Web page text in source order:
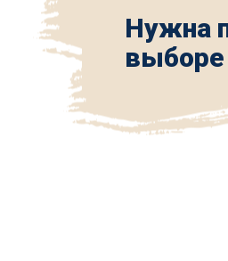
Нужна
выборе